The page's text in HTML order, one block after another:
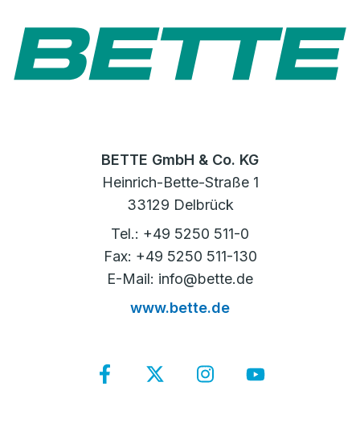
BETTE GmbH & Co. KG
Heinrich-Bette-Straße 1
33129 Delbrück
Tel.: +49 5250 511-0
Fax: +49 5250 511-130
E-Mail: info@bette.de
www.bette.de